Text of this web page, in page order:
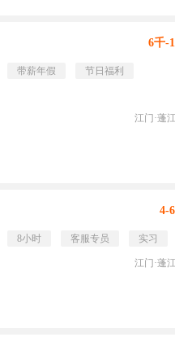
6千-
带薪年假
节日福利
江门·蓬
4-
8小时 客服专员 实习
江门·蓬